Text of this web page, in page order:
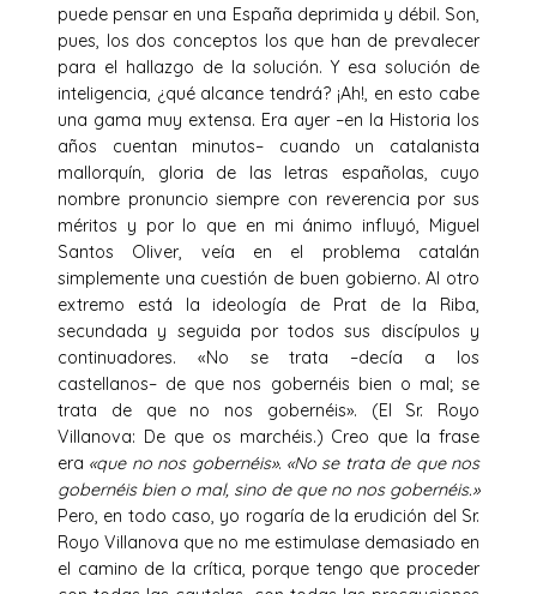
puede pensar en una España deprimida y débil. Son,
pues, los dos conceptos los que han de prevalecer
para el hallazgo de la solución. Y esa solución de
inteligencia, ¿qué alcance tendrá? ¡Ah!, en esto cabe
una gama muy extensa. Era ayer –en la Historia los
años cuentan minutos– cuando un catalanista
mallorquín, gloria de las letras españolas, cuyo
nombre pronuncio siempre con reverencia por sus
méritos y por lo que en mi ánimo influyó, Miguel
Santos Oliver, veía en el problema catalán
simplemente una cuestión de buen gobierno. Al otro
extremo está la ideología de Prat de la Riba,
secundada y seguida por todos sus discípulos y
continuadores. «No se trata –decía a los
castellanos– de que nos gobernéis bien o mal; se
trata de que no nos gobernéis». (El Sr. Royo
Villanova: De que os marchéis.) Creo que la frase
era «que no nos gobernéis». «No se trata de que nos
gobernéis bien o mal, sino de que no nos gobernéis.»
Pero, en todo caso, yo rogaría de la erudición del Sr.
Royo Villanova que no me estimulase demasiado en
el camino de la crítica, porque tengo que proceder